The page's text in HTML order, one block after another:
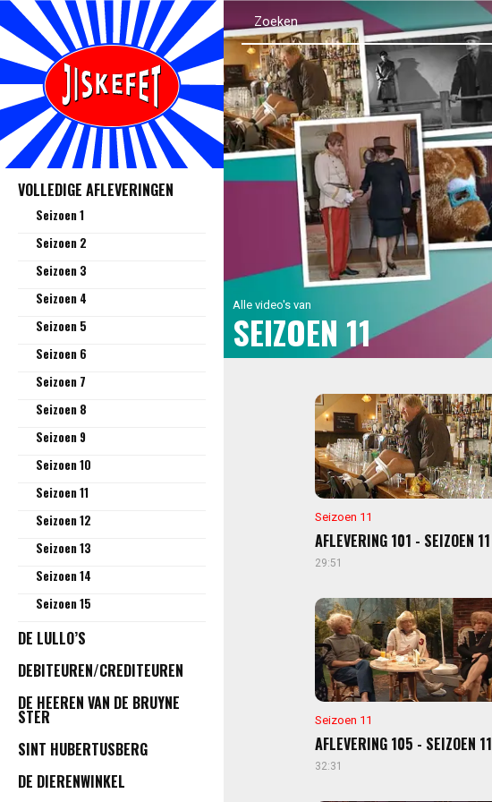
VOLLEDIGE AFLEVERINGEN
Seizoen 1
Seizoen 2
Seizoen 3
Seizoen 4
Seizoen 5
Seizoen 6
Seizoen 7
Seizoen 8
Seizoen 9
Seizoen 10
Seizoen 11
Seizoen 12
Seizoen 13
Seizoen 14
Seizoen 15
DE LULLO’S
DEBITEUREN/CREDITEUREN
DE HEEREN VAN DE BRUYNE
STER
SINT HUBERTUSBERG
DE DIERENWINKEL
Alle video's van
SEIZOEN 11
Seizoen 11
AFLEVERING 101 - SEIZOEN 11
29:51
Seizoen 11
AFLEVERING 105 - SEIZOEN 11
32:31